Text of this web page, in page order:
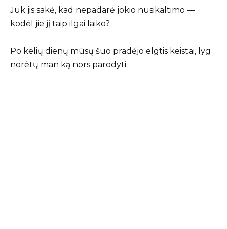
Juk jis sakė, kad nepadarė jokio nusikaltimo —
kodėl jie jį taip ilgai laiko?
Po kelių dienų mūsų šuo pradėjo elgtis keistai, lyg
norėtų man ką nors parodyti.